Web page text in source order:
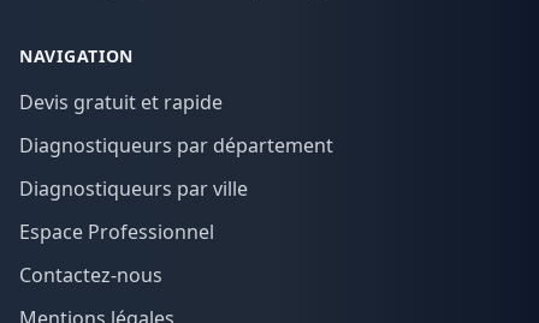
NAVIGATION
Devis gratuit et rapide
Diagnostiqueurs par département
Diagnostiqueurs par ville
Espace Professionnel
Contactez-nous